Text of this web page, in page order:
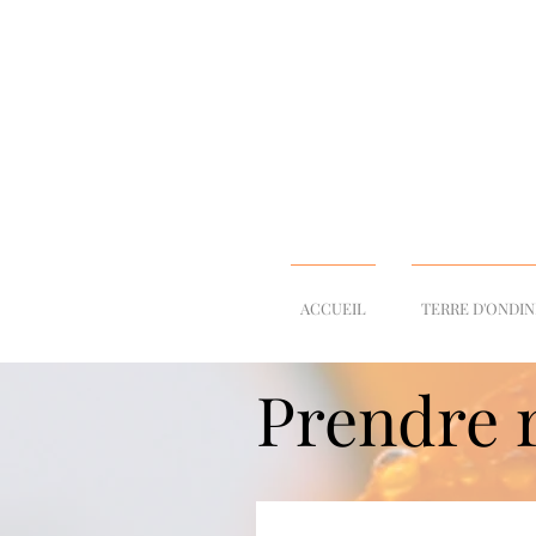
ACCUEIL TERRE
Prendre